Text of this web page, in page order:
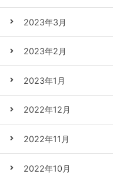
2023年3月
2023年2月
2023年1月
2022年12月
2022年11月
2022年10月